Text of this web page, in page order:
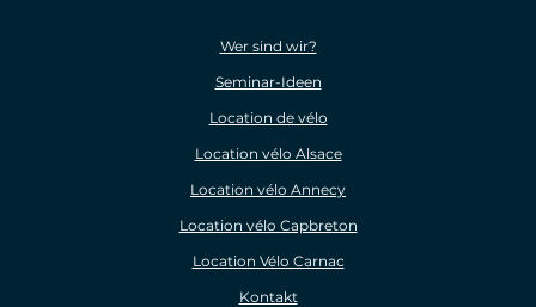
Wer sind wir?
Seminar-Ideen
Location de vélo
Location vélo Alsace
Location vélo Annecy
Location vélo Capbreton
Location Vélo Carnac
Kontakt